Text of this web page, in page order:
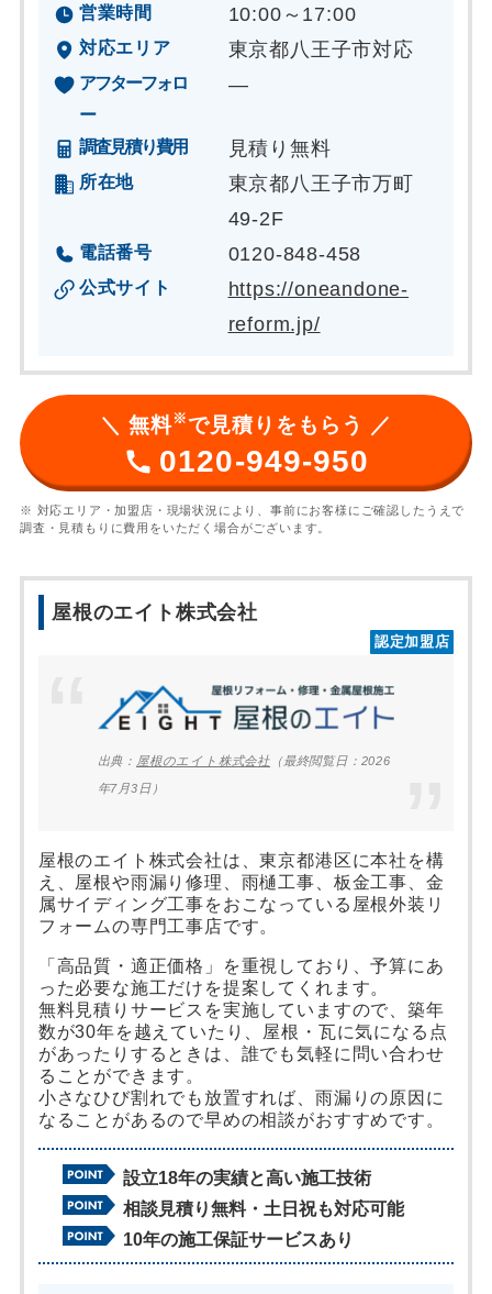
営業時間 10:00～17:00
対応エリア 東京都八王子市対応
アフターフォロ
ー
―
調査見積り費用 見積り無料
所在地
東京都八王子市万町
49-2F
電話番号 0120-848-458
公式サイト
https://oneandone-
reform.jp/
＼ 無料※で見積りをもらう ／
0120-949-950
※ 対応エリア・加盟店・現場状況により、事前にお客様にご確認したうえで
調査・見積もりに費用をいただく場合がございます。
屋根のエイト株式会社
認定加盟店
出典： 屋根のエイト株式会社 （最終閲覧日：2026
年7月3日）
屋根のエイト株式会社は、東京都港区に本社を構
え、屋根や雨漏り修理、雨樋工事、板金工事、金
属サイディング工事をおこなっている屋根外装リ
フォームの専門工事店です。
「高品質・適正価格」を重視しており、予算にあ
った必要な施工だけを提案してくれます。
無料見積りサービスを実施していますので、築年
数が30年を越えていたり、屋根・瓦に気になる点
があったりするときは、誰でも気軽に問い合わせ
ることができます。
小さなひび割れでも放置すれば、雨漏りの原因に
なることがあるので早めの相談がおすすめです。
設立18年の実績と高い施工技術
相談見積り無料・土日祝も対応可能
10年の施工保証サービスあり